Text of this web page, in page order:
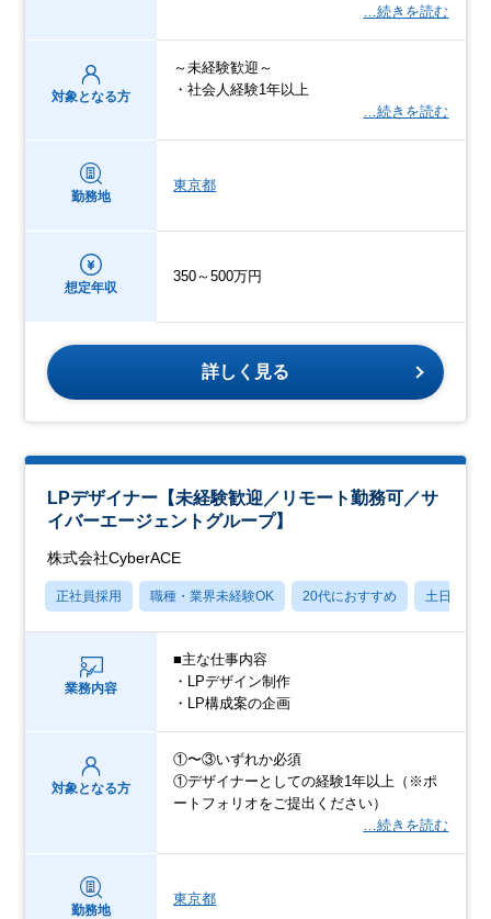
…続きを読む
対象となる方
～未経験歓迎～
・社会人経験1年以上
…続きを読む
勤務地
東京都
想定年収
350～500万円
詳しく見る
LPデザイナー【未経験歓迎／リモート勤務可／サ
イバーエージェントグループ】
株式会社CyberACE
正社員採用 職種・業界未経験OK 20代におすすめ 土日祝休み
業務内容
■主な仕事内容
・LPデザイン制作
・LP構成案の企画
対象となる方
①〜③いずれか必須
①デザイナーとしての経験1年以上（※ポ
ートフォリオをご提出ください）
…続きを読む
勤務地
東京都